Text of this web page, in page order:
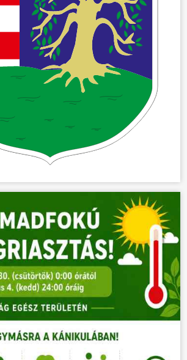
ÖNKORMÁNYZAT
ÜGYINTÉZÉS
VÁLASZTÁSOK